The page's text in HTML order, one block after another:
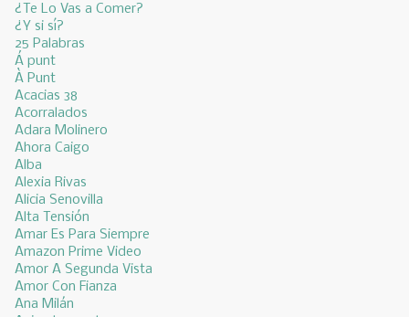
¿Te Lo Vas a Comer?
¿Y si sí?
25 Palabras
Á punt
À Punt
Acacias 38
Acorralados
Adara Molinero
Ahora Caigo
Alba
Alexia Rivas
Alicia Senovilla
Alta Tensión
Amar Es Para Siempre
Amazon Prime Video
Amor A Segunda Vista
Amor Con Fianza
Ana Milán